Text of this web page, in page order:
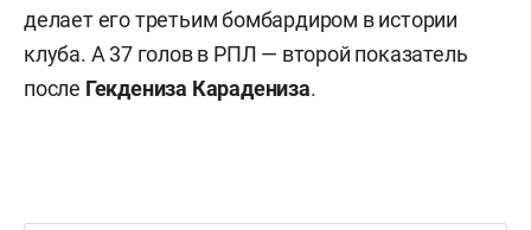
делает его третьим бомбардиром в истории
клуба. А 37 голов в РПЛ — второй показатель
после Гекдениза Карадениза.